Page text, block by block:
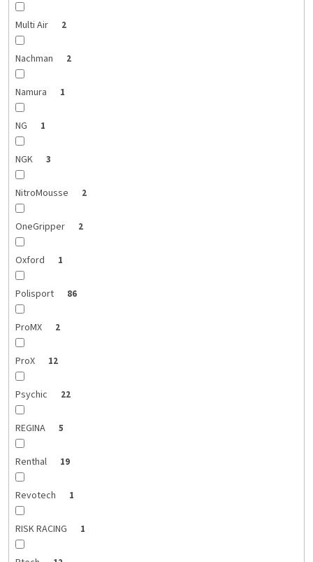
Multi Air 2
Nachman 2
Namura 1
NG 1
NGK 3
NitroMousse 2
OneGripper 2
Oxford 1
Polisport 86
ProMX 2
ProX 12
Psychic 22
REGINA 5
Renthal 19
Revotech 1
RISK RACING 1